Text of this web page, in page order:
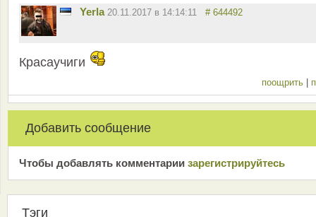
Yerla 20.11.2017 в 14:14:11 # 644492
Красаучиги
поощрить |
Добавить сообщение
Чтобы добавлять комментарии зарeгиcтрирyйтeсь
Тэги